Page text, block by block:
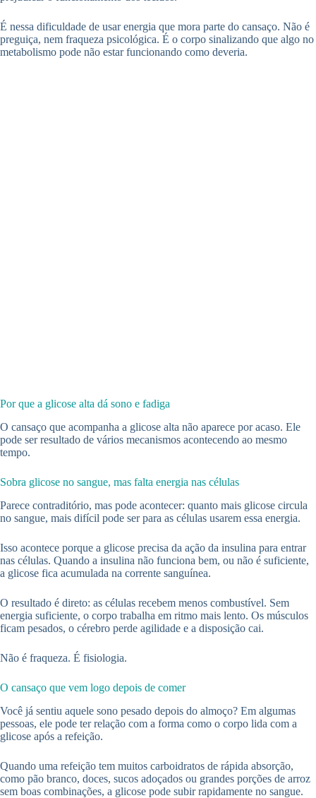
É nessa dificuldade de usar energia que mora parte do cansaço. Não é
preguiça, nem fraqueza psicológica. É o corpo sinalizando que algo no
metabolismo pode não estar funcionando como deveria.
Por que a glicose alta dá sono e fadiga
O cansaço que acompanha a glicose alta não aparece por acaso. Ele
pode ser resultado de vários mecanismos acontecendo ao mesmo
tempo.
Sobra glicose no sangue, mas falta energia nas células
Parece contraditório, mas pode acontecer: quanto mais glicose circula
no sangue, mais difícil pode ser para as células usarem essa energia.
Isso acontece porque a glicose precisa da ação da insulina para entrar
nas células. Quando a insulina não funciona bem, ou não é suficiente,
a glicose fica acumulada na corrente sanguínea.
O resultado é direto: as células recebem menos combustível. Sem
energia suficiente, o corpo trabalha em ritmo mais lento. Os músculos
ficam pesados, o cérebro perde agilidade e a disposição cai.
Não é fraqueza. É fisiologia.
O cansaço que vem logo depois de comer
Você já sentiu aquele sono pesado depois do almoço? Em algumas
pessoas, ele pode ter relação com a forma como o corpo lida com a
glicose após a refeição.
Quando uma refeição tem muitos carboidratos de rápida absorção,
como pão branco, doces, sucos adoçados ou grandes porções de arroz
sem boas combinações, a glicose pode subir rapidamente no sangue.